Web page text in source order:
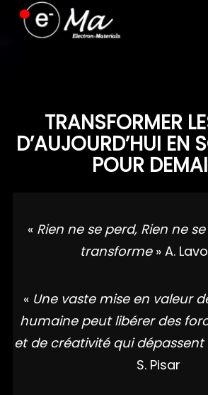
Skip
TRANSFORMER
D’AUJOURD’HUI EN
POUR
« Rien ne se perd, Rien ne
transforme » A.
« Une vaste mise en valeur
humaine peut libérer des
et de créativité qui dépassent
S. Pisar